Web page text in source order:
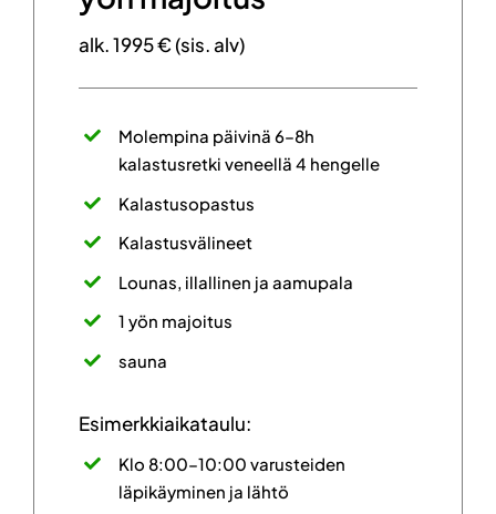
alk. 1995 € (sis. alv)
Molempina päivinä 6–8h
kalastusretki veneellä 4 hengelle
Kalastusopastus
Kalastusvälineet
Lounas, illallinen ja aamupala
1 yön majoitus
sauna
Esimerkkiaikataulu:
Klo 8:00–10:00 varusteiden
läpikäyminen ja lähtö